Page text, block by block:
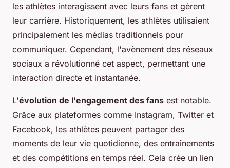
les athlètes interagissent avec leurs fans et gèrent
leur carrière. Historiquement, les athlètes utilisaient
principalement les médias traditionnels pour
communiquer. Cependant, l'avènement des réseaux
sociaux a révolutionné cet aspect, permettant une
interaction directe et instantanée.
L'évolution de l'engagement des fans est notable.
Grâce aux plateformes comme Instagram, Twitter et
Facebook, les athlètes peuvent partager des
moments de leur vie quotidienne, des entraînements
et des compétitions en temps réel. Cela crée un lien